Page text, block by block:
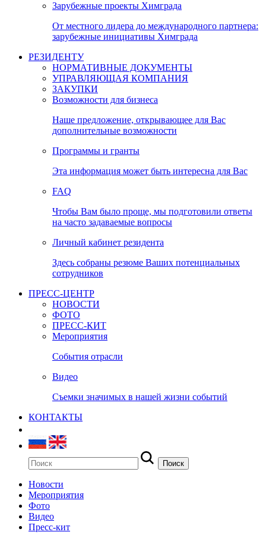
Зарубежные проекты Химграда
От местного лидера до международного партнера:
зарубежные инициативы Химграда
РЕЗИДЕНТУ
НОРМАТИВНЫЕ ДОКУМЕНТЫ
УПРАВЛЯЮЩАЯ КОМПАНИЯ
ЗАКУПКИ
Возможности для бизнеса
Наше предложение, открывающее для Вас
дополнительные возможности
Программы и гранты
Эта информация может быть интересна для Вас
FAQ
Чтобы Вам было проще, мы подготовили ответы
на часто задаваемые вопросы
Личный кабинет резидента
Здесь собраны резюме Ваших потенциальных
сотрудников
ПРЕСС-ЦЕНТР
НОВОСТИ
ФОТО
ПРЕСС-КИТ
Мероприятия
События отрасли
Видео
Съемки значимых в нашей жизни событий
КОНТАКТЫ
Новости
Мероприятия
Фото
Видео
Пресс-кит